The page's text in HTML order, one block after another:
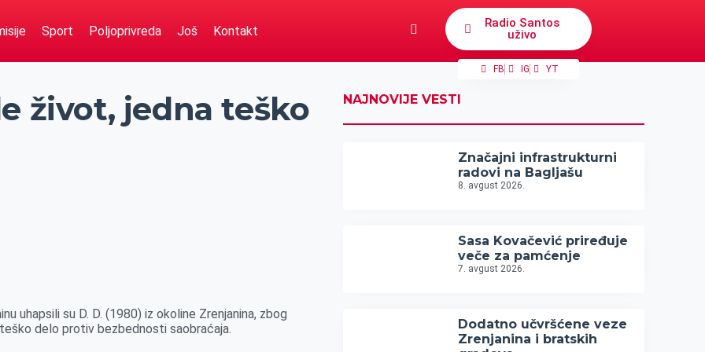
Sport Poljoprivreda Još Kontakt
Radio Santos
uživo
FB IG YT
život, jedna teško
uhapsili su D. D. (1980) iz okoline Zrenjanina, zbog
delo protiv bezbednosti saobraćaja.
NAJNOVIJE VESTI
Značajni infrastrukturni
radovi na Bagljašu
8. avgust 2026.
Sasa Kovačević priređuje
veče za pamćenje
7. avgust 2026.
Dodatno učvršćene veze
Zrenjanina i bratskih